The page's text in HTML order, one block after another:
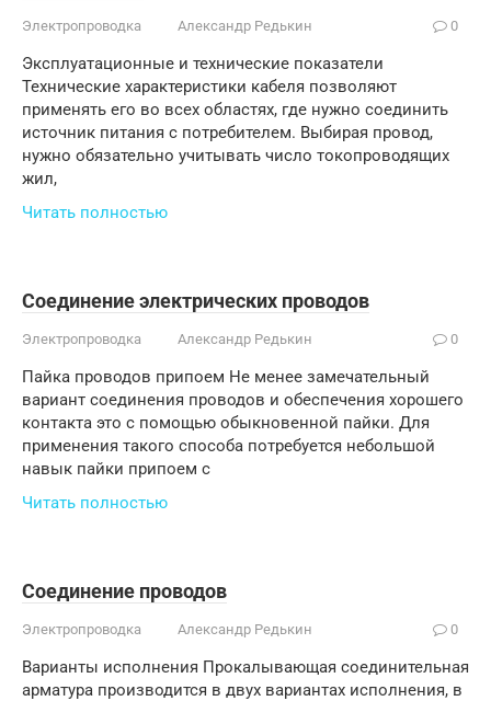
Электропроводка Александр Редькин 0
Эксплуатационные и технические показатели
Технические характеристики кабеля позволяют
применять его во всех областях, где нужно соединить
источник питания с потребителем. Выбирая провод,
нужно обязательно учитывать число токопроводящих
жил,
Читать полностью
Соединение электрических проводов
Электропроводка Александр Редькин 0
Пайка проводов припоем Не менее замечательный
вариант соединения проводов и обеспечения хорошего
контакта это с помощью обыкновенной пайки. Для
применения такого способа потребуется небольшой
навык пайки припоем с
Читать полностью
Соединение проводов
Электропроводка Александр Редькин 0
Варианты исполнения Прокалывающая соединительная
арматура производится в двух вариантах исполнения, в